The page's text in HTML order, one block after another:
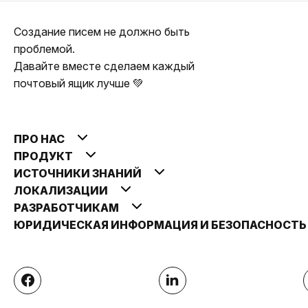
Создание писем не должно быть
проблемой.
Давайте вместе сделаем каждый
почтовый ящик лучше 💚
ПРО НАС
ПРОДУКТ
ИСТОЧНИКИ ЗНАНИЙ
ЛОКАЛИЗАЦИИ
РАЗРАБОТЧИКАМ
ЮРИДИЧЕСКАЯ ИНФОРМАЦИЯ И БЕЗОПАСНОСТЬ